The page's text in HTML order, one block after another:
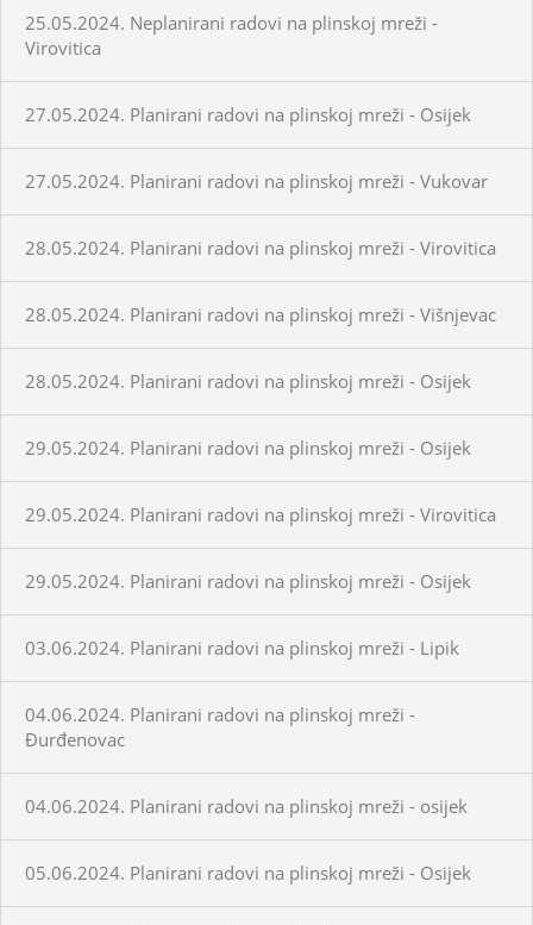
25.05.2024. Neplanirani radovi na plinskoj mreži -
Virovitica
27.05.2024. Planirani radovi na plinskoj mreži - Osijek
27.05.2024. Planirani radovi na plinskoj mreži - Vukovar
28.05.2024. Planirani radovi na plinskoj mreži - Virovitica
28.05.2024. Planirani radovi na plinskoj mreži - Višnjevac
28.05.2024. Planirani radovi na plinskoj mreži - Osijek
29.05.2024. Planirani radovi na plinskoj mreži - Osijek
29.05.2024. Planirani radovi na plinskoj mreži - Virovitica
29.05.2024. Planirani radovi na plinskoj mreži - Osijek
03.06.2024. Planirani radovi na plinskoj mreži - Lipik
04.06.2024. Planirani radovi na plinskoj mreži -
Đurđenovac
04.06.2024. Planirani radovi na plinskoj mreži - osijek
05.06.2024. Planirani radovi na plinskoj mreži - Osijek